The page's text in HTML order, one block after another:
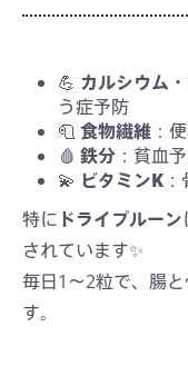
💪 カルシウム
う症予防
🧻 食物繊維 ：
🩸 鉄分 ：貧血
💫 ビタミンK
特に ドライプルーン
されています✨
毎日1〜2粒で、腸
す。